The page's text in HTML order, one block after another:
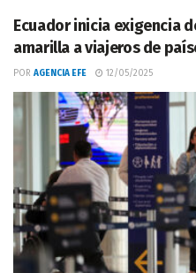
Ecuador inicia exigencia
amarilla a viajeros de
POR AGENCIA EFE 12/05/2025